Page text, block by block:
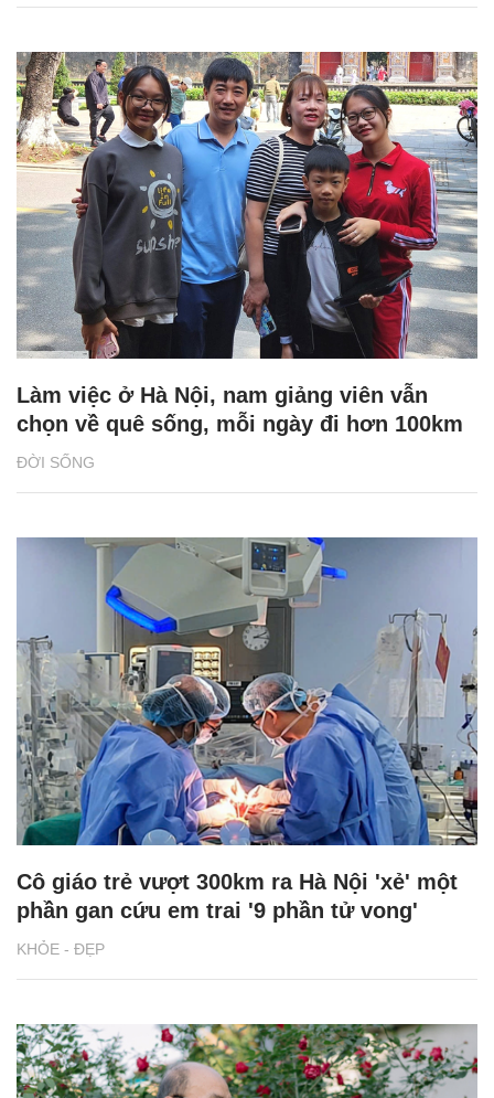
ĐỜI SỐNG
Làm việc ở Hà Nội, nam giảng viên vẫn
chọn về quê sống, mỗi ngày đi hơn 100km
KHỎE - ĐẸP
Cô giáo trẻ vượt 300km ra Hà Nội 'xẻ' một
phần gan cứu em trai '9 phần tử vong'